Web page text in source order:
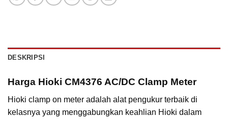
DESKRIPSI
Harga Hioki CM4376 AC/DC Clamp Meter
Hioki clamp on meter adalah alat pengukur terbaik di
kelasnya yang menggabungkan keahlian Hioki dalam